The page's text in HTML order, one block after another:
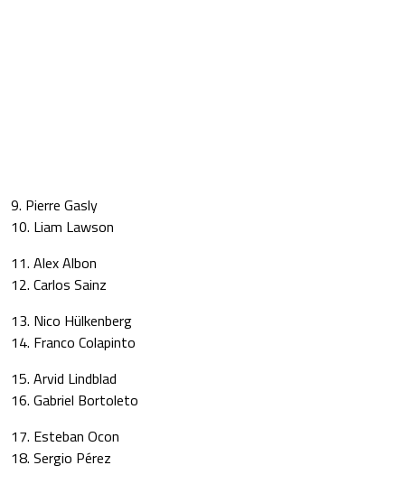
9. Pierre Gasly
10. Liam Lawson
11. Alex Albon
12. Carlos Sainz
13. Nico Hülkenberg
14. Franco Colapinto
15. Arvid Lindblad
16. Gabriel Bortoleto
17. Esteban Ocon
18. Sergio Pérez